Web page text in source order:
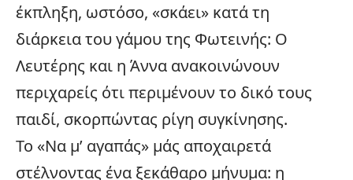
έκπληξη, ωστόσο, «σκάει» κατά τη
διάρκεια του γάμου της Φωτεινής: Ο
Λευτέρης και η Άννα ανακοινώνουν
περιχαρείς ότι περιμένουν το δικό τους
παιδί, σκορπώντας ρίγη συγκίνησης.
Το «Να μ’ αγαπάς» μάς αποχαιρετά
στέλνοντας ένα ξεκάθαρο μήνυμα: η